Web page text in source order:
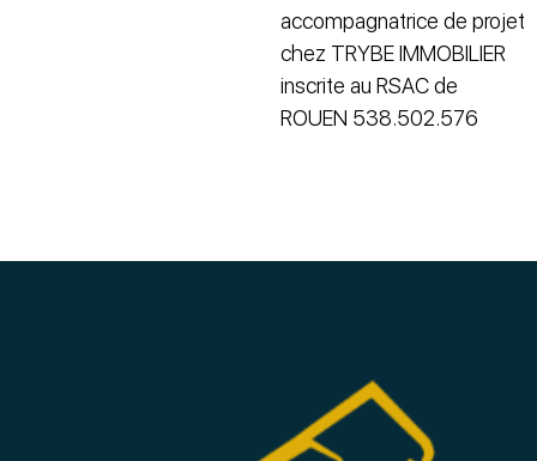
accompagnatrice de projet
chez TRYBE IMMOBILIER
inscrite au RSAC de
ROUEN 538.502.576